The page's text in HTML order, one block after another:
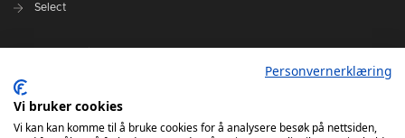
Select
Spillerstall
Administrasjon
Personvernerklæring
Vi bruker cookies
Vi kan kan komme til å bruke cookies for å analysere besøk på nettsiden,